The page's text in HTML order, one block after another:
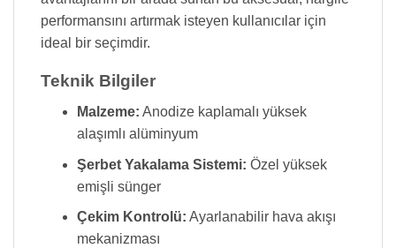
performansını artırmak isteyen kullanıcılar için
ideal bir seçimdir.
Teknik Bilgiler
Malzeme: Anodize kaplamalı yüksek
alaşımlı alüminyum
Şerbet Yakalama Sistemi: Özel yüksek
emişli sünger
Çekim Kontrolü: Ayarlanabilir hava akışı
mekanizması